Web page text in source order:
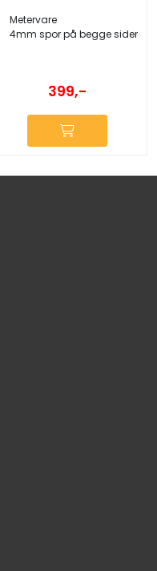
Metervare
4mm spor på begge sider
399,-